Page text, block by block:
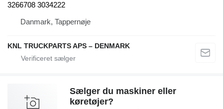
3266708 3034222
Danmark, Tappernøje
KNL TRUCKPARTS APS – DENMARK
Sælger du maskiner eller
køretøjer?